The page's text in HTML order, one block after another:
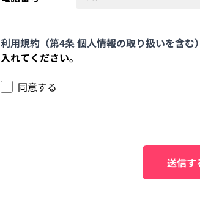
利用規約（第4条 個人情報の取り扱いを含む）
入れてください。
同意する
送信す